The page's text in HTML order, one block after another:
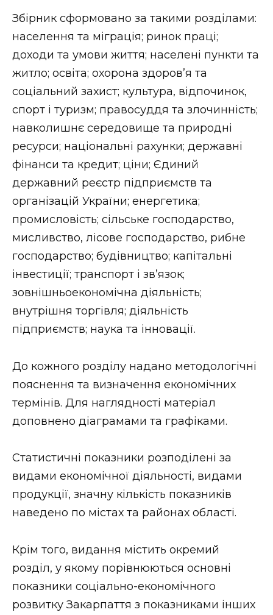
ЗАКАРПАТСЬКІ НОВИНИ
НОВИНИ ЗАХІДНОЇ УКРАЇНИ
ФОТО
ВІДЕО
Збірник сформовано за такими розділами:
населення та міграція; ринок праці;
доходи та умови життя; населені пункти та
житло; освіта; охорона здоров’я та
соціальний захист; культура, відпочинок,
спорт і туризм; правосуддя та злочинність;
навколишнє середовище та природні
ресурси; національні рахунки; державні
фінанси та кредит; ціни; Єдиний
державний реєстр підприємств та
організацій України; енергетика;
промисловість; сільське господарство,
мисливство, лісове господарство, рибне
господарство; будівництво; капітальні
інвестиції; транспорт і зв’язок;
зовнішньоекономічна діяльність;
внутрішня торгівля; діяльність
підприємств; наука та інновації.
До кожного розділу надано методологічні
пояснення та визначення економічних
термінів. Для наглядності матеріал
доповнено діаграмами та графіками.
Статистичні показники розподілені за
видами економічної діяльності, видами
продукції, значну кількість показників
наведено по містах та районах області.
Крім того, видання містить окремий
розділ, у якому порівнюються основні
показники соціально-економічного
розвитку Закарпаття з показниками інших